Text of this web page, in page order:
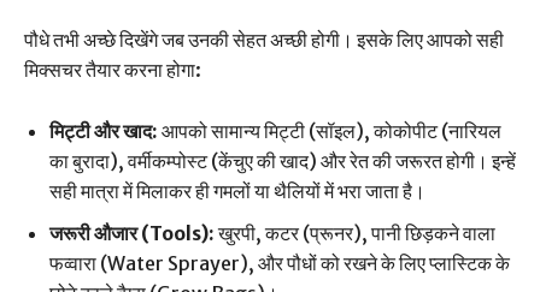
पौधे तभी अच्छे दिखेंगे जब उनकी सेहत अच्छी होगी। इसके लिए आपको सही
मिक्सचर तैयार करना होगा:
मिट्टी और खाद: आपको सामान्य मिट्टी (सॉइल), कोकोपीट (नारियल
का बुरादा), वर्मीकम्पोस्ट (केंचुए की खाद) और रेत की जरूरत होगी। इन्हें
सही मात्रा में मिलाकर ही गमलों या थैलियों में भरा जाता है।
जरूरी औजार (Tools):खुरपी, कटर (प्रूनर), पानी छिड़कने वाला
फव्वारा (Water Sprayer), और पौधों को रखने के लिए प्लास्टिक के